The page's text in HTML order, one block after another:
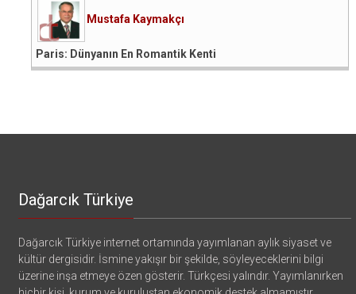
Mustafa Kaymakçı
Paris: Dünyanın En Romantik Kenti
Dağarcık Türkiye
Dağarcık Türkiye internet ortamında yayımlanan aylık siyaset ve
kültür dergisidir. İsmine yakışır bir şekilde, söyleyeceklerini bilgi
üzerine inşa etmeye özen gösterir. Türkçesi yalındır. Yayımlanırken